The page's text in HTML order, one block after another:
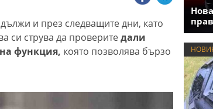
и през следващите дни, като
си струва да проверитедали
функция, която позволява бързо